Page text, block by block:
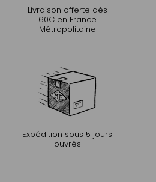
Livraison offerte dès
60€ en France
Métropolitaine
Expédition sous 5 jours
ouvrés